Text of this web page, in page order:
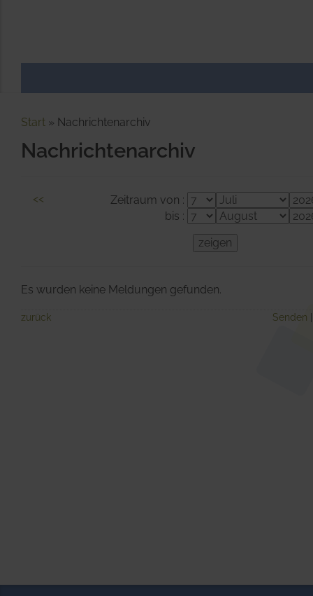
Start Nachrichtenarchiv
Nachrichtenarchiv
<<
Zeitraum von :
bis :
Es wurden keine Meldungen gefunden.
zurück Senden